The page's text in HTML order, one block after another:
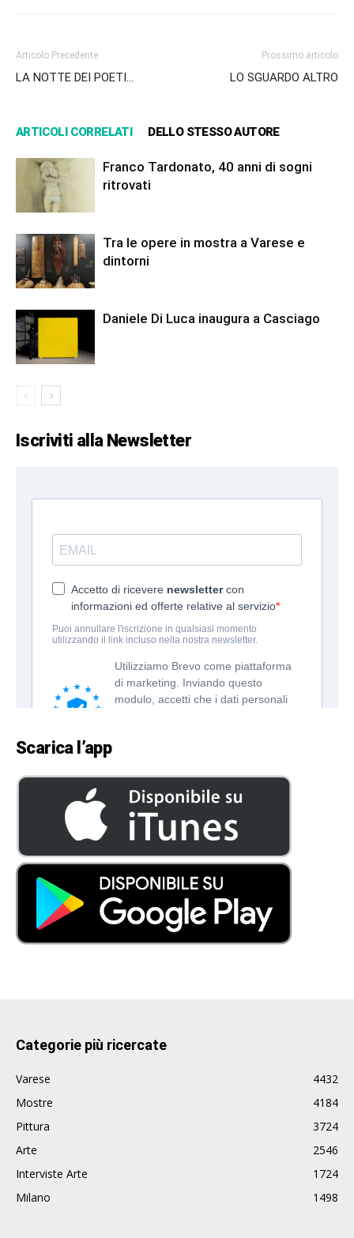
Articolo Precedente
LA NOTTE DEI POETI…
Prossimo articolo
LO SGUARDO ALTRO
ARTICOLI CORRELATI DELLO STESSO AUTORE
Franco Tardonato, 40 anni di sogni
ritrovati
Tra le opere in mostra a Varese e
dintorni
Daniele Di Luca inaugura a Casciago
Iscriviti alla Newsletter
Scarica l’app
Categorie più ricercate
Varese
4432
Mostre
4184
Pittura
3724
Arte
2546
Interviste Arte
1724
Milano
1498